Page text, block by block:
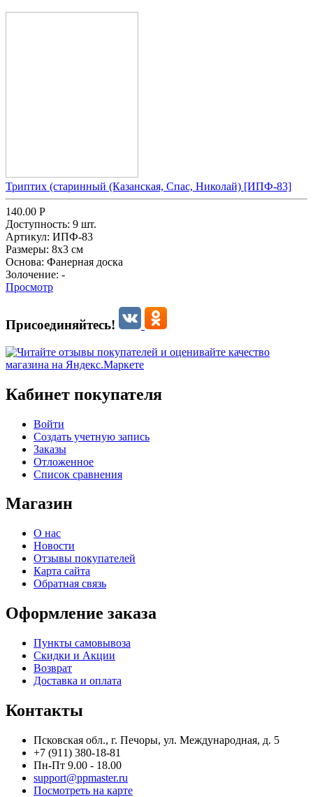
Триптих (старинный (Казанская, Спас, Николай) [ИПФ-83]
140.00 Р
Доступность: 9 шт.
Артикул: ИПФ-83
Размеры: 8х3 см
Основа: Фанерная доска
Золочение: -
Просмотр
Присоединяйтесь!
Кабинет покупателя
Войти
Создать учетную запись
Заказы
Отложенное
Список сравнения
Магазин
О нас
Новости
Отзывы покупателей
Карта сайта
Обратная связь
Оформление заказа
Пункты самовывоза
Скидки и Акции
Возврат
Доставка и оплата
Контакты
Псковская обл., г. Печоры, ул. Международная, д. 5
+7 (911) 380-18-81
Пн-Пт 9.00 - 18.00
support@ppmaster.ru
Посмотреть на карте